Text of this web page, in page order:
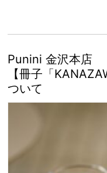
Punini 金沢本店
【冊子「
ついて